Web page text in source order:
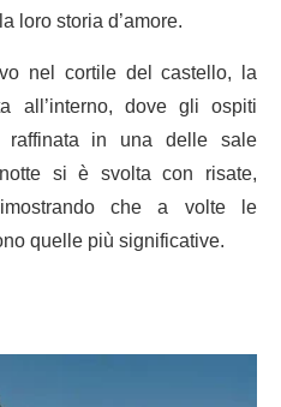
loro storia d’amore.
nel cortile del castello, la
all’interno, dove gli ospiti
raffinata in una delle sale
si è svolta con risate,
che a volte le
quelle più significative.